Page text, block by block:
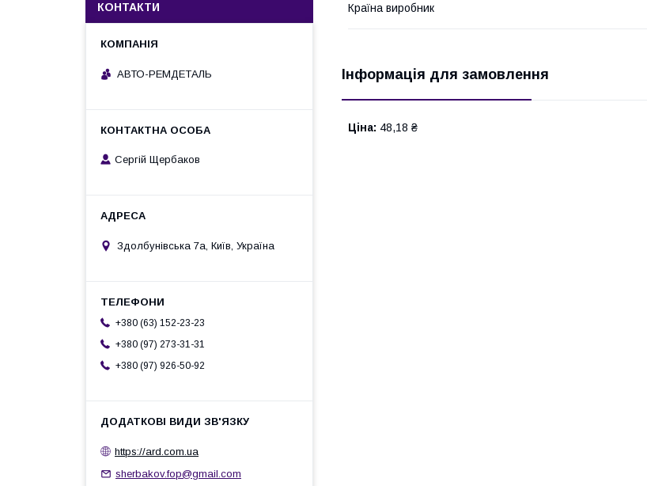
Країна виробник
Інформація для замовлення
Ціна: 48,18 ₴
КОНТАКТИ
АВТО-РЕМДЕТАЛЬ
Сергій Щербаков
Здолбунівська 7а, Київ, Україна
+380 (63) 152-23-23
+380 (97) 273-31-31
+380 (97) 926-50-92
https://ard.com.ua
sherbakov.fop@gmail.com